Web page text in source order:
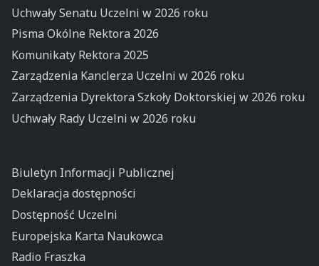
Uchwały Senatu Uczelni w 2026 roku
Pisma Okólne Rektora 2026
Komunikaty Rektora 2025
Zarządzenia Kanclerza Uczelni w 2026 roku
Zarządzenia Dyrektora Szkoły Doktorskiej w 2026 roku
Uchwały Rady Uczelni w 2026 roku
Biuletyn Informacji Publicznej
Deklaracja dostępności
Dostępność Uczelni
Europejska Karta Naukowca
Radio Fraszka